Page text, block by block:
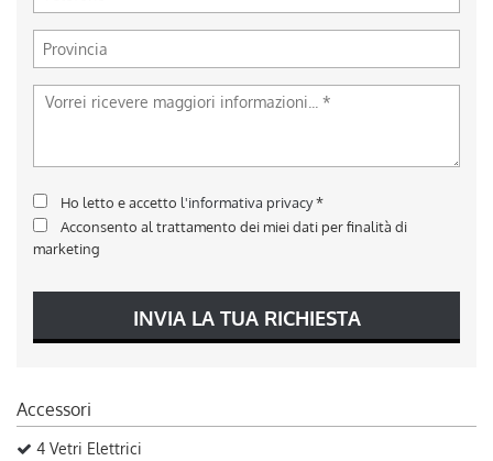
Ho letto e accetto l'informativa privacy*
Acconsento al trattamento dei miei dati per finalità di
marketing
INVIA LA TUA RICHIESTA
Accessori
4 Vetri Elettrici